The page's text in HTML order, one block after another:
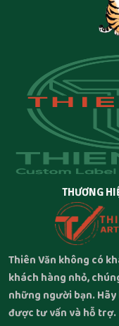
THƯƠNG
Thiên Văn không có
khách hàng nhỏ,
những người bạn.
được tư vấn và hỗ trợ.